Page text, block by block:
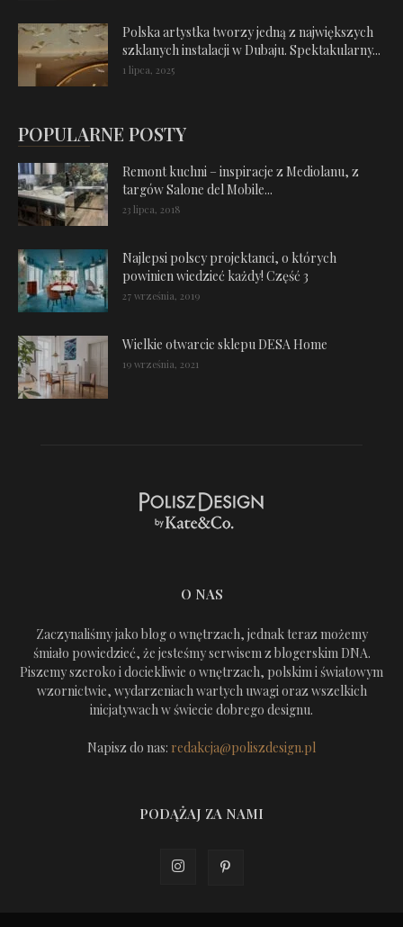
Polska artystka tworzy jedną z największych
szklanych instalacji w Dubaju. Spektakularny...
1 lipca, 2025
POPULARNE POSTY
Remont kuchni – inspiracje z Mediolanu, z
targów Salone del Mobile...
23 lipca, 2018
Najlepsi polscy projektanci, o których
powinien wiedzieć każdy! Część 3
27 września, 2019
Wielkie otwarcie sklepu DESA Home
19 września, 2021
O NAS
Zaczynaliśmy jako blog o wnętrzach, jednak teraz możemy
śmiało powiedzieć, że jesteśmy serwisem z blogerskim DNA.
Piszemy szeroko i dociekliwie o wnętrzach, polskim i światowym
wzornictwie, wydarzeniach wartych uwagi oraz wszelkich
inicjatywach w świecie dobrego designu.
Napisz do nas: redakcja@poliszdesign.pl
PODĄŻAJ ZA NAMI